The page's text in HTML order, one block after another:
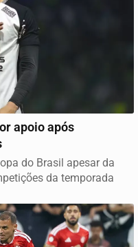
apoio após
do Brasil apesar da
da temporada